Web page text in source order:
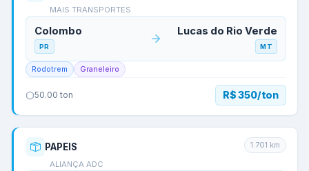
MAIS TRANSPORTES
Colombo
PR
Lucas do Rio Verde
MT
Rodotrem Graneleiro
50.00 ton R$ 350/ton
PAPEIS
ALIANÇA ADC
1.701 km